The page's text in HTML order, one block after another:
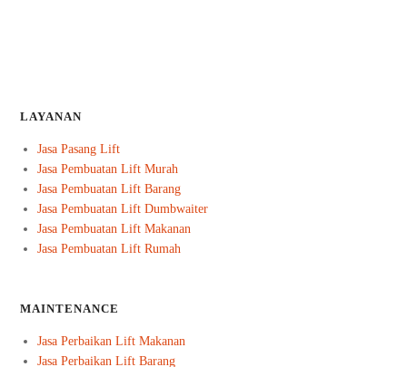
LAYANAN
Jasa Pasang Lift
Jasa Pembuatan Lift Murah
Jasa Pembuatan Lift Barang
Jasa Pembuatan Lift Dumbwaiter
Jasa Pembuatan Lift Makanan
Jasa Pembuatan Lift Rumah
MAINTENANCE
Jasa Perbaikan Lift Makanan
Jasa Perbaikan Lift Barang